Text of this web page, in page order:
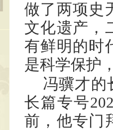
做了两项史
文化遗产，
有鲜明的时
是科学保护
冯骥才的
长篇专号
前，他专门